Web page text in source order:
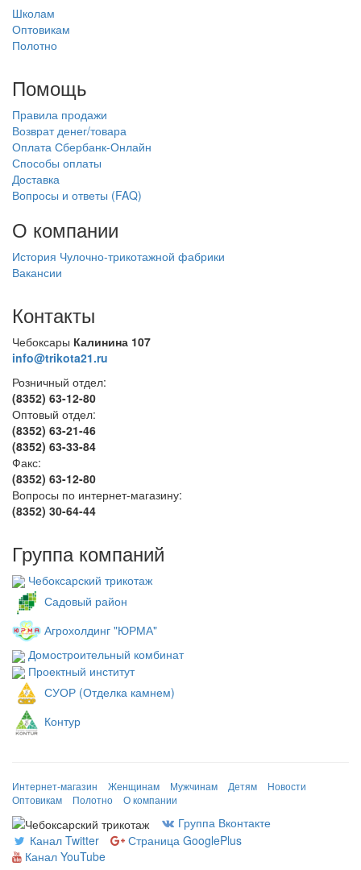
Школам
Оптовикам
Полотно
Помощь
Правила продажи
Возврат денег/товара
Оплата Сбербанк-Онлайн
Способы оплаты
Доставка
Вопросы и ответы (FAQ)
О компании
История Чулочно-трикотажной фабрики
Вакансии
Контакты
Чебоксары Калинина 107
info@trikota21.ru
Розничный отдел:
(8352) 63-12-80
Оптовый отдел:
(8352) 63-21-46
(8352) 63-33-84
Факс:
(8352) 63-12-80
Вопросы по интернет-магазину:
(8352) 30-64-44
Группа компаний
Чебоксарский трикотаж
Садовый район
Агрохолдинг "ЮРМА"
Домостроительный комбинат
Проектный институт
СУОР (Отделка камнем)
Контур
Интернет-магазин Женщинам Мужчинам Детям
Новости
Оптовикам
Полотно О компании
Группа Вконтакте
Канал Twitter
Страница GooglePlus
Канал YouTube